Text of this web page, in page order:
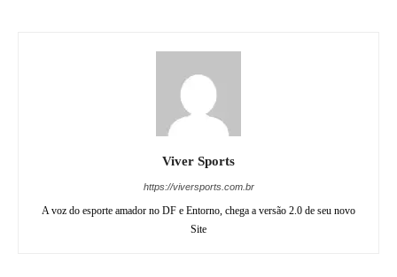
Viver Sports
https://viversports.com.br
A voz do esporte amador no DF e Entorno, chega a versão 2.0 de seu novo
Site